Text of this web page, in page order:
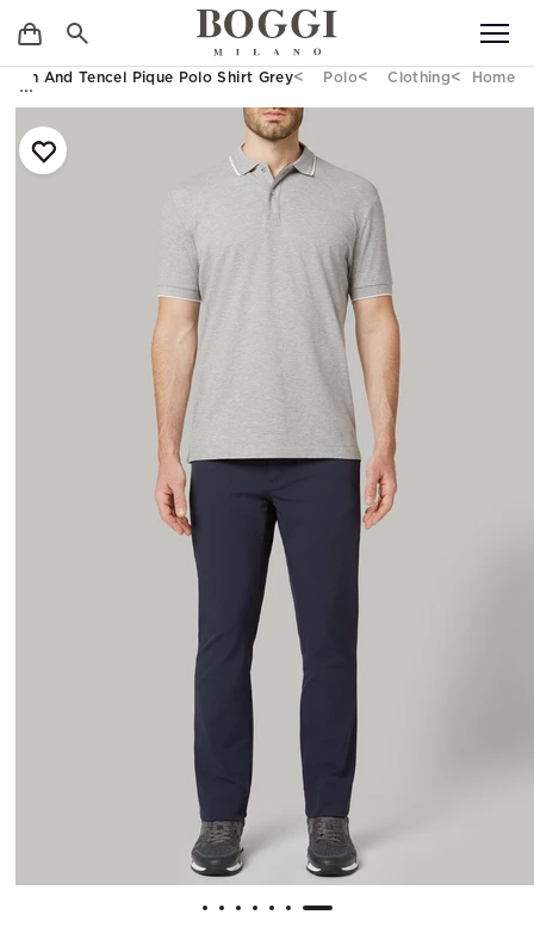
Home
Clothing
Polo
And Tencel Pique Polo Shirt Grey